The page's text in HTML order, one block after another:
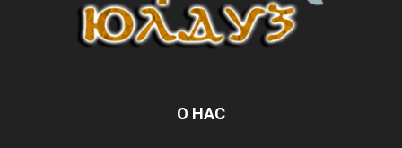
О НАС